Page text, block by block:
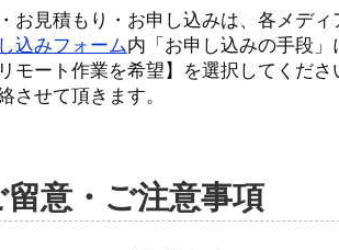
お見積もり・お申し込みは、各メディ
込みフォーム内「お申し込みの手段
モート作業を希望】を選択してくだ
させて頂きます。
留意・ご注意事項